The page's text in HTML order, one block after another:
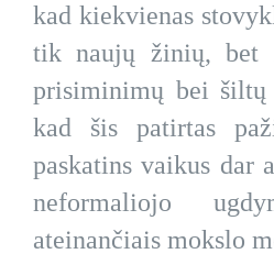
kad kiekvienas
tik naujų žinių, bet
prisiminimų bei šiltų
kad šis patirtas
paskatins vaikus dar
neformaliojo
ateinančiais mokslo